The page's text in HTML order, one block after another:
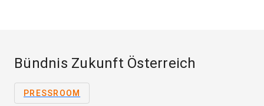
Bündnis Zukunft Österreich
PRESSROOM